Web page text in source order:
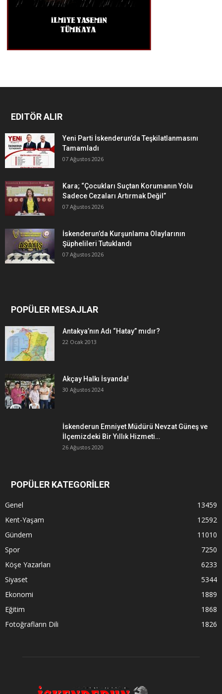
EDITÖR ALIR
Yeni Parti İskenderun’da Teşkilatlanmasını
Tamamladı
07 Ağustos 2026
Kara; “Çocukları Suçtan Korumanın Yolu
Sadece Cezaları Artırmak Değil”
07 Ağustos 2026
İskenderun’da Kurşunlama Olaylarının
Şüphelileri Tutuklandı
07 Ağustos 2026
POPÜLER MESAJLAR
Antakya’nın Adı “Hatay” mıdır?
22 Ocak 2013
Akçay Halkı İsyanda!
30 Ağustos 2024
İskenderun Emniyet Müdürü Nevzat Güneş ve
İlçemizdeki Bir Yıllık Hizmeti…
26 Ağustos 2020
POPÜLER KATEGORİLER
Genel
13459
Kent-Yaşam
12592
Gündem
11010
Spor
7250
Köşe Yazarları
6233
Siyaset
5344
Ekonomi
1889
Eğitim
1868
Fotoğrafların Dili
1826